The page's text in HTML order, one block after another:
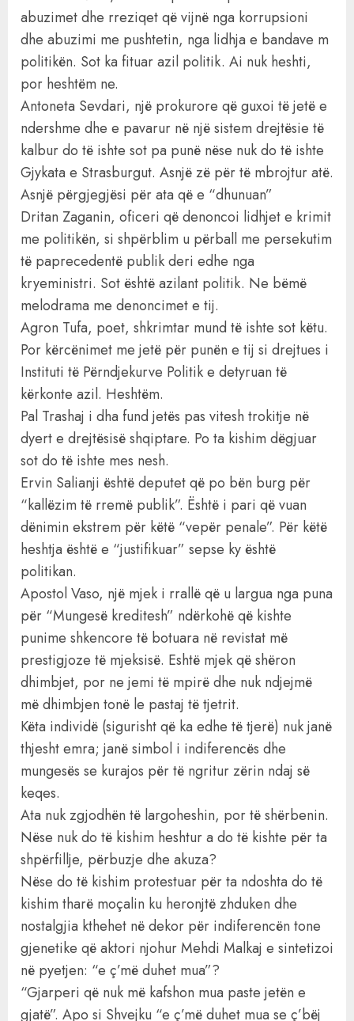
abuzimet dhe rreziqet që vijnë nga korrupsioni
dhe abuzimi me pushtetin, nga lidhja e bandave m
politikën. Sot ka fituar azil politik. Ai nuk heshti,
por heshtëm ne.
Antoneta Sevdari, një prokurore që guxoi të jetë e
ndershme dhe e pavarur në një sistem drejtësie të
kalbur do të ishte sot pa punë nëse nuk do të ishte
Gjykata e Strasburgut. Asnjë zë për të mbrojtur atë.
Asnjë përgjegjësi për ata që e “dhunuan”
Dritan Zaganin, oficeri që denoncoi lidhjet e krimit
me politikën, si shpërblim u përball me persekutim
të paprecedentë publik deri edhe nga
kryeministri. Sot është azilant politik. Ne bëmë
melodrama me denoncimet e tij.
Agron Tufa, poet, shkrimtar mund të ishte sot këtu.
Por kërcënimet me jetë për punën e tij si drejtues i
Instituti të Përndjekurve Politik e detyruan të
kërkonte azil. Heshtëm.
Pal Trashaj i dha fund jetës pas vitesh trokitje në
dyert e drejtësisë shqiptare. Po ta kishim dëgjuar
sot do të ishte mes nesh.
Ervin Salianji është deputet që po bën burg për
“kallëzim të rremë publik”. Është i pari që vuan
dënimin ekstrem për këtë “vepër penale”. Për këtë
heshtja është e “justifikuar” sepse ky është
politikan.
Apostol Vaso, një mjek i rrallë që u largua nga puna
për “Mungesë kreditesh” ndërkohë që kishte
punime shkencore të botuara në revistat më
prestigjoze të mjeksisë. Eshtë mjek që shëron
dhimbjet, por ne jemi të mpirë dhe nuk ndjejmë
më dhimbjen tonë le pastaj të tjetrit.
Këta individë (sigurisht që ka edhe të tjerë) nuk janë
thjesht emra; janë simbol i indiferencës dhe
mungesës se kurajos për të ngritur zërin ndaj së
keqes.
Ata nuk zgjodhën të largoheshin, por të shërbenin.
Nëse nuk do të kishim heshtur a do të kishte për ta
shpërfillje, përbuzje dhe akuza?
Nëse do të kishim protestuar për ta ndoshta do të
kishim tharë moçalin ku heronjtë zhduken dhe
nostalgjia kthehet në dekor për indiferencën tone
gjenetike që aktori njohur Mehdi Malkaj e sintetizoi
në pyetjen: “e ç’më duhet mua”?
“Gjarperi që nuk më kafshon mua paste jetën e
gjatë”. Apo si Shvejku “e ç’më duhet mua se ç’bëj